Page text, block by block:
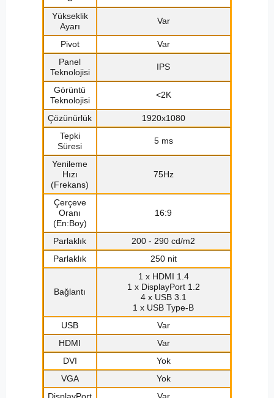
Yükseklik
Ayarı
Var
Pivot
Var
Panel
Teknolojisi
IPS
Görüntü
Teknolojisi
<2K
Çözünürlük
1920x1080
Tepki
Süresi
5 ms
Yenileme
Hızı
(Frekans)
75Hz
Çerçeve
Oranı
(En:Boy)
16:9
Parlaklık
200 - 290 cd/m2
Parlaklık
250 nit
Bağlantı
1 x HDMI 1.4
1 x DisplayPort 1.2
4 x USB 3.1
1 x USB Type-B
USB
Var
HDMI
Var
DVI
Yok
VGA
Yok